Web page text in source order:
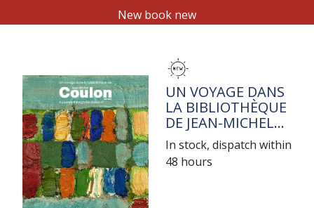
New book new
TITRE
UN VOYAGE DANS
LA BIBLIOTHÈQUE
DE JEAN-MICHEL
COULON
In stock, dispatch within
48 hours